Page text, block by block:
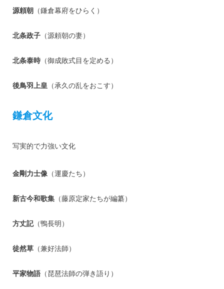
源頼朝 （鎌倉幕府をひらく）
北条政子 （源頼朝の妻）
北条泰時 （御成敗式目を定める）
後鳥羽上皇 （承久の乱をおこす）
鎌倉文化
写実的で力強い文化
金剛力士像 （運慶たち）
新古今和歌集 （藤原定家たちが編纂）
方丈記（鴨長明）
徒然草 （兼好法師）
平家物語 （琵琶法師の弾き語り）